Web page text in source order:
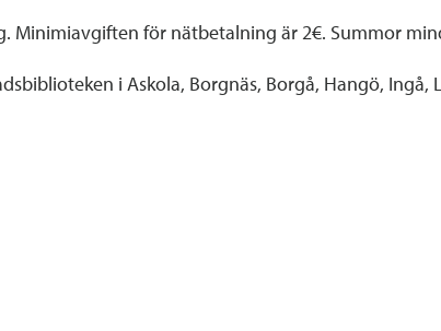
Minimiavgift​en för nätbetalning är 2€. Summor
i Askola, Borgnäs, Borgå, Hangö, Ingå,